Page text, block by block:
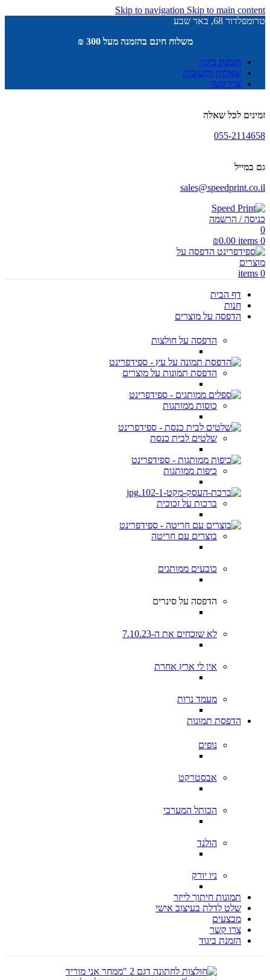
Skip to navigation Skip to main content
טרומפלדור 68, באר שבע
משלוח חינם בהזמנה מעל 300 ₪
הזמנת ביגוד
שאלות ותשובות
צרו קשר
זמינים לכל שאלה
055-2114658
גם במייל
sales@speedprint.co.il
כניסה / הרשמה
0
0
items
₪0.00
0
items
דף הבית
חנות
הדפסה על מוצרים
הדפסה על חולצות
הדפסת תמונות על מוצרים
כוסות ממותגות
שלטים לבית כנסת
כיפות ממותגות
ברכות על זכוכית
בוצרים עם חריטה
כובעים ממותגים
הדפסה על סינרים
לא שוכחים את ה-7.10.23
אין לי ארץ אחרת
מעמד נרות
הדפסת תמונות
נופים
אבסטרקט
הכותל המערבי
הולנד
ניו יורק
תמונות חיתוך לייזר
שלט לדלת בעיצוב אישי
מבצעים
צרו קשר
הזמנת ביגוד